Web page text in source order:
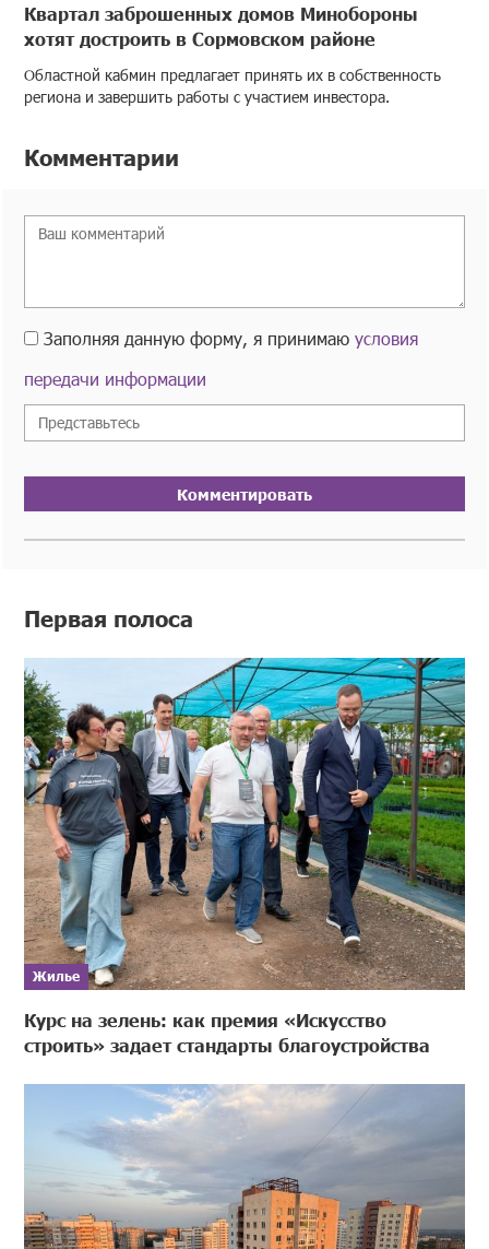
Квартал заброшенных домов Минобороны
хотят достроить в Сормовском районе
Областной кабмин предлагает принять их в собственность
региона и завершить работы с участием инвестора.
Комментарии
Заполняя данную форму, я принимаюусловия
передачи информации
Комментировать
Первая полоса
Жилье
Курс на зелень: как премия «Искусство
строить» задает стандарты благоустройства